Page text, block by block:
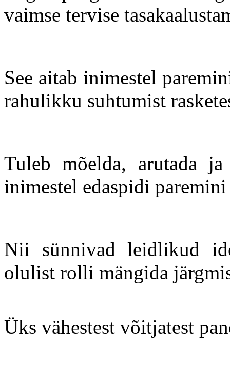
vaimse tervise
See aitab inimestel
rahulikku suhtumist
Tuleb mõelda, arutada
inimestel edaspidi
Nii sünnivad leidlikud
olulist rolli mängida
Üks vähestest võitjatest